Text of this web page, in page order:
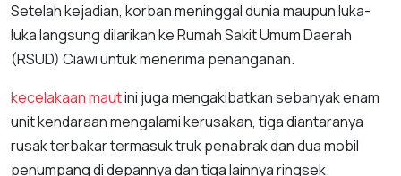
Setelah kejadian, korban meninggal dunia maupun luka-
luka langsung dilarikan ke Rumah Sakit Umum Daerah
(RSUD) Ciawi untuk menerima penanganan.
kecelakaan mautini juga mengakibatkan sebanyak enam
unit kendaraan mengalami kerusakan, tiga diantaranya
rusak terbakar termasuk truk penabrak dan dua mobil
penumpang di depannya dan tiga lainnya ringsek.